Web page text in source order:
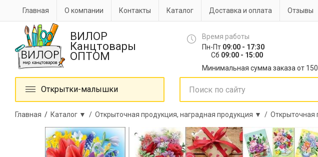
Главная О компании Контакты Каталог Доставка и оплата Отзывы
ВИЛОР
Канцтовары
ОПТОМ
Время работы
Пн-Пт 09:00 - 17:30
Сб 09:00 - 15:00
Минимальная сумма заказа от
Открытки-малышки
Главная / Каталог ▼ / Открыточная продукция, наградная продукция ▼ /